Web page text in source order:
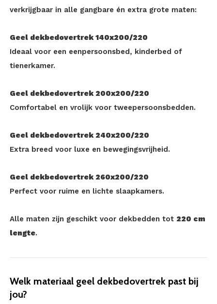
verkrijgbaar in alle gangbare én extra grote maten:
Geel dekbedovertrek 140x200/220
Ideaal voor een eenpersoonsbed, kinderbed of
tienerkamer.
Geel dekbedovertrek 200x200/220
Comfortabel en vrolijk voor tweepersoonsbedden.
Geel dekbedovertrek 240x200/220
Extra breed voor luxe en bewegingsvrijheid.
Geel dekbedovertrek 260x200/220
Perfect voor ruime en lichte slaapkamers.
Alle maten zijn geschikt voor dekbedden tot 220 cm
lengte.
Welk materiaal geel dekbedovertrek past bij
jou?